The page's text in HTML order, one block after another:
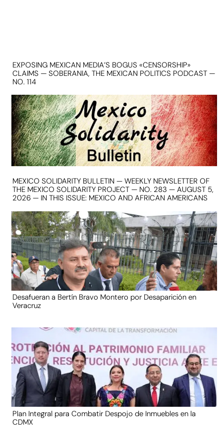
EXPOSING MEXICAN MEDIA’S BOGUS «CENSORSHIP»
CLAIMS — SOBERANIA, THE MEXICAN POLITICS PODCAST —
NO. 114
MEXICO SOLIDARITY BULLETIN — WEEKLY NEWSLETTER OF
THE MEXICO SOLIDARITY PROJECT — NO. 283 — AUGUST 5,
2026 — IN THIS ISSUE: MEXICO AND AFRICAN AMERICANS
Desafueran a Bertín Bravo Montero por Desaparición en
Veracruz
Plan Integral para Combatir Despojo de Inmuebles en la
CDMX